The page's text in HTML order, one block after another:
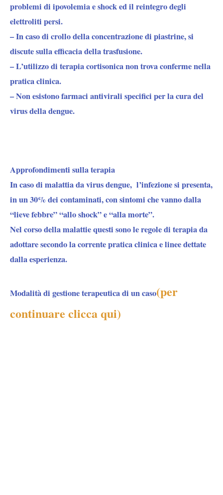
problemi di ipovolemia e shock ed il reintegro degli
elettroliti persi.
– In caso di crollo della concentrazione di piastrine, si
discute sulla efficacia della trasfusione.
– L’utilizzo di terapia cortisonica non trova conferme nella
pratica clinica.
– Non esistono farmaci antivirali specifici per la cura del
virus della dengue.
Approfondimenti sulla terapia
In caso di malattia da virus dengue, l’infezione si presenta,
in un 30% dei contaminati, con sintomi che vanno dalla
“lieve febbre” “allo shock” e “alla morte”.
Nel corso della malattie questi sono le regole di terapia da
adottare secondo la corrente pratica clinica e linee dettate
dalla esperienza.
Modalità di gestione terapeutica di un caso(per
continuare clicca qui)